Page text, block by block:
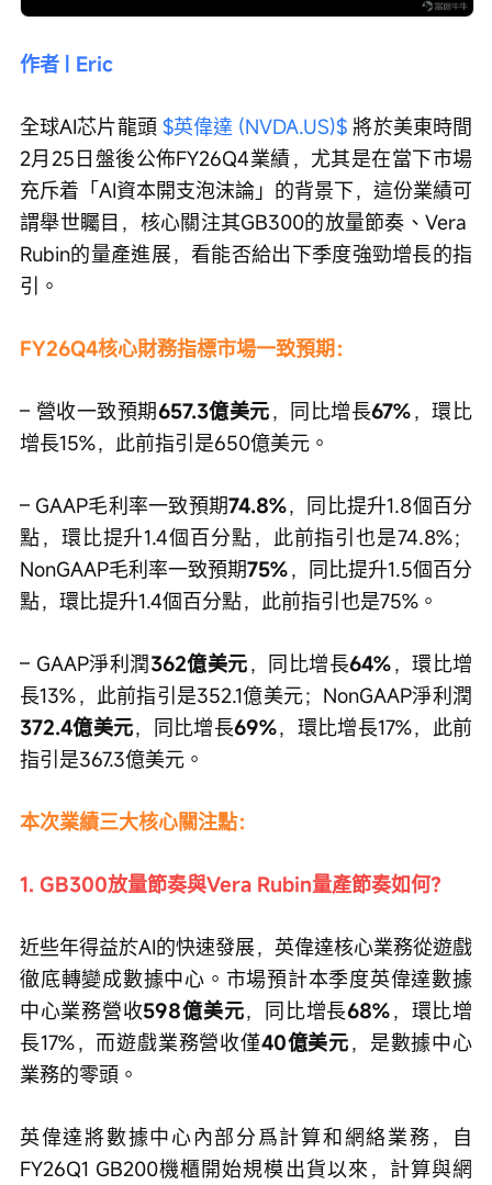
作者 | Eric
全球AI芯片龍頭 $英偉達 (NVDA.US)$ 將於美東時間
2月25日盤後公佈FY26Q4業績，尤其是在當下市場
充斥着「AI資本開支泡沫論」的背景下，這份業績可
謂舉世矚目，核心關注其GB300的放量節奏、Vera
Rubin的量產進展，看能否給出下季度強勁增長的指
引。
FY26Q4核心財務指標市場一致預期：
– 營收一致預期657.3億美元，同比增長67%，環比
增長15%，此前指引是650億美元。
– GAAP毛利率一致預期74.8%，同比提升1.8個百分
點，環比提升1.4個百分點，此前指引也是74.8%；
NonGAAP毛利率一致預期75%，同比提升1.5個百分
點，環比提升1.4個百分點，此前指引也是75%。
– GAAP淨利潤362億美元，同比增長64%，環比增
長13%，此前指引是352.1億美元；NonGAAP淨利潤
372.4億美元，同比增長69%，環比增長17%，此前
指引是367.3億美元。
本次業績三大核心關注點：
1. GB300放量節奏與Vera Rubin量產節奏如何？
近些年得益於AI的快速發展，英偉達核心業務從遊戲
徹底轉變成數據中心。市場預計本季度英偉達數據
中心業務營收598億美元，同比增長68%，環比增
長17%，而遊戲業務營收僅40億美元，是數據中心
業務的零頭。
英偉達將數據中心內部分爲計算和網絡業務，自
FY26Q1 GB200機櫃開始規模出貨以來，計算與網